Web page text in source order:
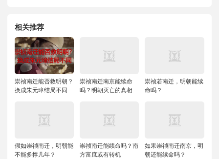
相关推荐
崇祯南迁能否救明朝？
换成朱元璋结局不同
崇祯南迁南京能续命
吗？明朝灭亡的真相
崇祯若南迁，明朝能续
命吗？
假如崇祯南迁，明朝能
不能多撑几年？
崇祯南迁能续命吗？南
方富庶或有转机
如果崇祯南迁南京，明
朝还能续命吗？